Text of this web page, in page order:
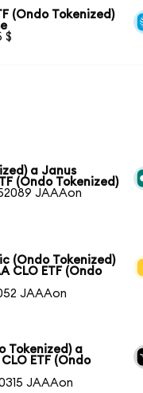
(Ondo Tokenized)
$
a Janus
(Ondo Tokenized)
JAAAon
(Ondo Tokenized)
CLO ETF (Ondo
JAAAon
Tokenized) a
ETF (Ondo
JAAAon